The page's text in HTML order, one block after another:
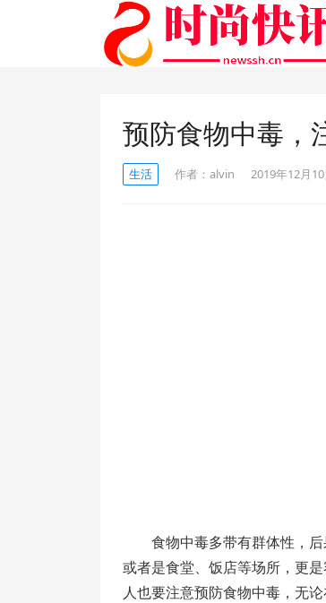
预防食物中毒，
生活 作者： alvin 2019年12月
食物中毒多带有群体性，
或者是食堂、饭店等场所，更
人也要注意预防食物中毒，无